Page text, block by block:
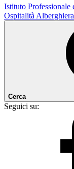
Istituto Professionale
Ospitalità Alberghiera
Cerca
Seguici su: